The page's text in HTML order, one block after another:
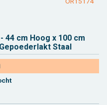
44 cm Hoog x 100 cm
Staal